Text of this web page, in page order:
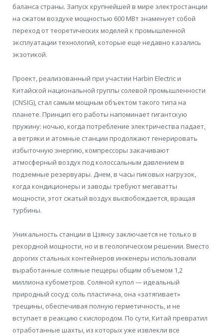
баланса страны. Запуск крупнейшей в мире электростанции
на сжатом воздухе мощностью 600 МВт знаменует собой
переход от теоретических моделей к промышленной
эксплуатации технологий, которые еще недавно казались
экзотикой.
Проект, реализованный при участии Harbin Electric и
Китайской национальной группы солевой промышленности
(CNSIG), стал самым мощным объектом такого типа на
планете. Принцип его работы напоминает гигантскую
пружину: ночью, когда потребление электричества падает,
а ветряки и атомные станции продолжают генерировать
избыточную энергию, компрессоры закачивают
атмосферный воздух под колоссальным давлением в
подземные резервуары. Днем, в часы пиковых нагрузок,
когда кондиционеры и заводы требуют мегаватты
мощности, этот сжатый воздух высвобождается, вращая
турбины.
Уникальность станции в Цзянсу заключается не только в
рекордной мощности, но и в геологическом решении. Вместо
дорогих стальных контейнеров инженеры использовали
выработанные соляные пещеры общим объемом 1,2
миллиона кубометров. Соляной купол — идеальный
природный сосуд: соль пластична, она «затягивает»
трещины, обеспечивая полную герметичность, и не
вступает в реакцию с кислородом. По сути, Китай превратил
отработанные шахты, из которых уже извлекли все